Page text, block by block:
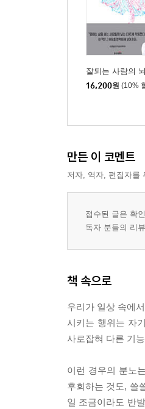
잘되는 사람의
16,200원 (10%
만든 이 코멘트
저자, 역자, 편집자를
접수된 글은 확
독자 분들의 리
책 속으로
우리가 일상 속에
시키는 행위는 자
사로잡혀 다른 기
이런 경우의 분노
후회하는 것도, 쓸
일 조금이라도 반